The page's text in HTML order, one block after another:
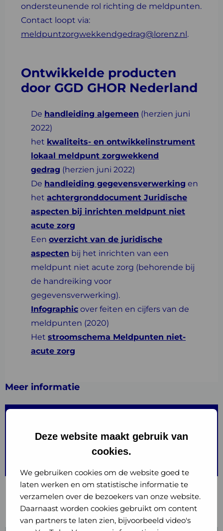
Deze website maakt gebruik van
cookies.
We gebruiken cookies om de website goed te
laten werken en om statistische informatie te
verzamelen over de bezoekers van onze website.
Daarnaast worden cookies gebruikt om content
van partners te laten zien, bijvoorbeeld video's
ondersteunende rol richting de meldpunten.
Contact loopt via:
meldpuntzorgwekkendgedrag@lorenz.nl.
Ontwikkelde producten
door GGD GHOR Nederland
De handleiding algemeen (herzien juni
2022)
het kwaliteits- en ontwikkelinstrument
lokaal meldpunt zorgwekkend
gedrag (herzien juni 2022)
De handleiding gegevensverwerking en
het achtergronddocument Juridische
aspecten bij inrichten meldpunt niet
acute zorg
Een overzicht van de juridische
aspecten bij het inrichten van een
meldpunt niet acute zorg (behorende bij
de handreiking voor
gegevensverwerking).
Infographic over feiten en cijfers van de
meldpunten (2020)
Het stroomschema Meldpunten niet-
acute zorg
Meer informatie
OGGZ
Personen met verward gedrag